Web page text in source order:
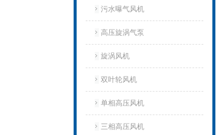
污水曝气风机
高压旋涡气泵
旋涡风机
双叶轮风机
单相高压风机
三相高压风机